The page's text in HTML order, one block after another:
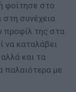
φοίτησε στο
στη συνέχεια
της στα
να καταλάβει
και τα
παλαιότερα με